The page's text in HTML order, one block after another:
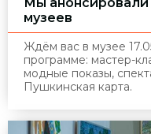
музеев
Ждём вас в музее
программе: мастер-
модные показы,
Пушкинская карта.